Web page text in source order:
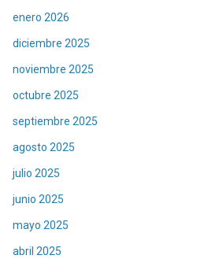
enero 2026
diciembre 2025
noviembre 2025
octubre 2025
septiembre 2025
agosto 2025
julio 2025
junio 2025
mayo 2025
abril 2025